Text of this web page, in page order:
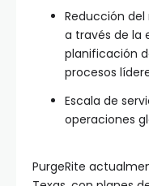
Reducción
a través de la
planificación
procesos
Escala de
operaciones
PurgeRite